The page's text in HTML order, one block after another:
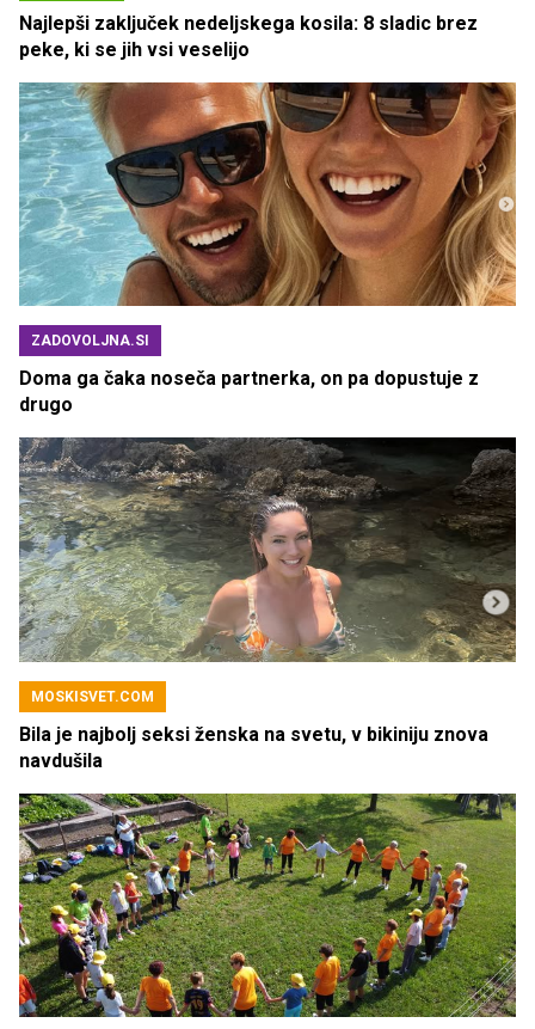
Najlepši zaključek nedeljskega kosila: 8 sladic brez
peke, ki se jih vsi veselijo
ZADOVOLJNA.SI
Doma ga čaka noseča partnerka, on pa dopustuje z
drugo
MOSKISVET.COM
Bila je najbolj seksi ženska na svetu, v bikiniju znova
navdušila